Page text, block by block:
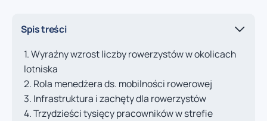
Spis treści
Wyraźny wzrost liczby rowerzystów w okolicach
lotniska
Rola menedżera ds. mobilności rowerowej
Infrastruktura i zachęty dla rowerzystów
Trzydzieści tysięcy pracowników w strefie